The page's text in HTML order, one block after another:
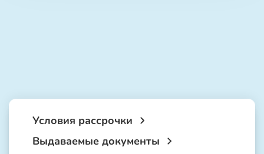
Условия рассрочки
Выдаваемые документы